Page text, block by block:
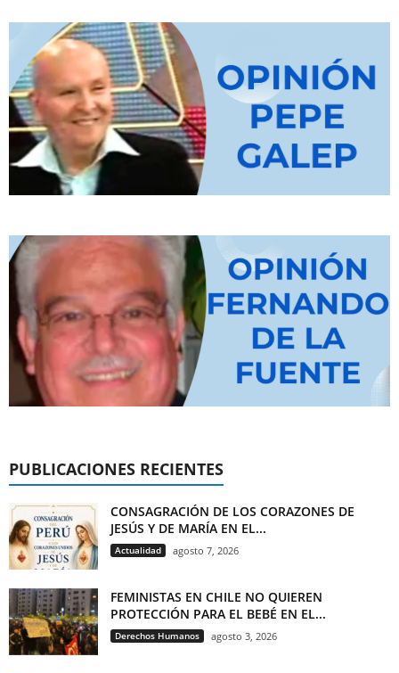
PUBLICACIONES RECIENTES
CONSAGRACIÓN DE LOS CORAZONES DE
JESÚS Y DE MARÍA EN EL...
Actualidad agosto 7, 2026
FEMINISTAS EN CHILE NO QUIEREN
PROTECCIÓN PARA EL BEBÉ EN EL...
Derechos Humanos agosto 3, 2026